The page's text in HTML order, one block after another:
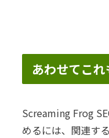
あわせてこれ
Screaming Frog
めるには、関連す